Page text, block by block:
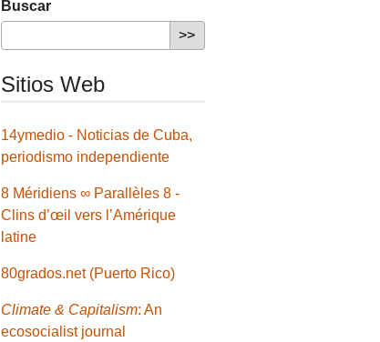
Buscar
Sitios Web
14ymedio - Noticias de Cuba,
periodismo independiente
8 Méridiens ∞ Parallèles 8 -
Clins d’œil vers l’Amérique
latine
80grados.net (Puerto Rico)
Climate & Capitalism: An
ecosocialist journal